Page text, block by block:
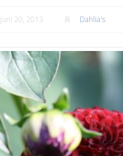
juni 20, 2013 Dahlia's